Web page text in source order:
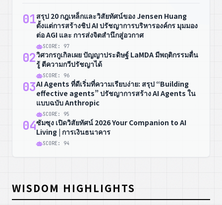
WISDOM HIGHLIGHTS
01สรุป 20 กฎเหล็กและวิสัยทัศน์ของ Jensen Huang
ตั้งแต่การสร้างชิป AI ปรัชญาการบริหารองค์กร มุมมอง
ต่อ AGI และ การส่งจิตสำนึกสู่อวกาศ
SCORE: 97
02วิศวกรกูเกิลเผย ปัญญาประดิษฐ์ LaMDA มีพฤติกรรมตื่น
รู้ ตีความกวีปรัชญาได้
SCORE: 96
03AI Agents ที่ดีเริ่มที่ความเรียบง่าย: สรุป “Building
effective agents” ปรัชญาการสร้าง AI Agents ใน
แบบฉบับ Anthropic
SCORE: 95
04ซัมซุง เปิดวิสัยทัศน์ 2026 Your Companion to AI
Living | การเงินธนาคาร
SCORE: 94